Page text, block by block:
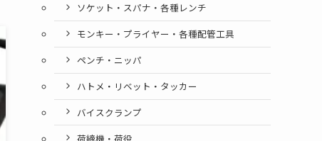
ソケット・スパナ・各種レンチ
モンキー・プライヤー・各種配管工具
ペンチ・ニッパ
ハトメ・リベット・タッカー
バイスクランプ